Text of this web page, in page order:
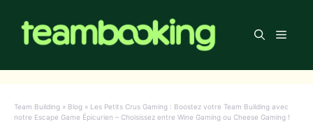
contenu
Menu
Team Building » Blog » Les Petits Crus Gaming : Boostez votre Team Building avec
notre Escape Game Épicurien – Choisissez entre Wine Gaming ou Cheese Gaming !